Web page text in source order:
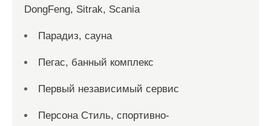
DongFeng, Sitrak, Scania
Парадиз, сауна
Пегас, банный комплекс
Первый независимый сервис
Персона Стиль, спортивно-